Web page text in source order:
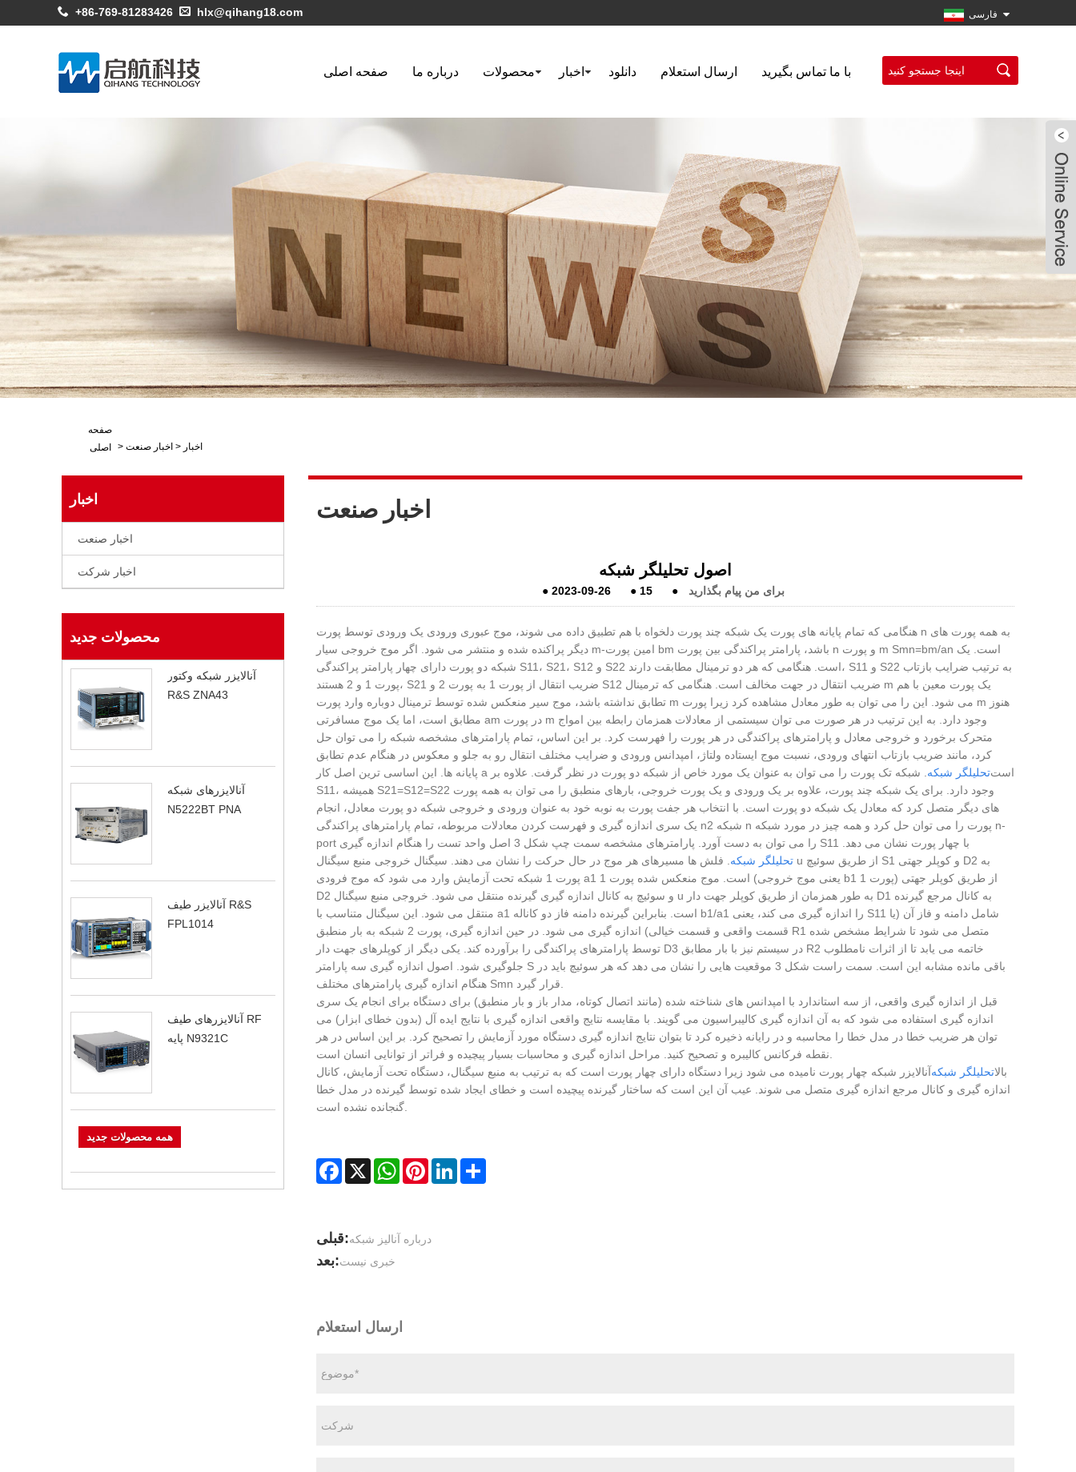
+86-769-81283426 hlx@qihang18.com فارسی
صفحه اصلی درباره ما محصولات اخبار دانلود ارسال استعلام با ما تماس بگیرید
صفحه
اصلی
> اخبار > اخبار صنعت
اخبار
اخبار صنعت
اخبار شرکت
محصولات جدید
آنالایزر شبکه وکتور
R&S ZNA43
آنالایزرهای شبکه
N5222BT PNA
آنالایزر طیف R&S
FPL1014
آنالایزرهای طیف RF
پایه N9321C
همه محصولات جدید
اخبار صنعت
اصول تحلیلگر شبکه
●2023-09-26 ● 15 ● برای من پیام بگذارید
هنگامی که تمام پایانه های پورت یک شبکه چند پورت دلخواه با هم تطبیق داده می شوند، موج عبوری ورودی یک ورودی توسط پورت n به همه پورت های
دیگر پراکنده شده و منتشر می شود. اگر موج خروجی سیار m-امین پورت bm باشد، پارامتر پراکندگی بین پورت n و پورت m Smn=bm/an است. یک
شبکه دو پورت دارای چهار پارامتر پراکندگی S11، S21، S12 و S22 است. هنگامی که هر دو ترمینال مطابقت دارند، S11 و S22 به ترتیب ضرایب بازتاب
پورت 1 و 2 هستند، S21 ضریب انتقال از پورت 1 به پورت 2 و S12 ضریب انتقال در جهت مخالف است. هنگامی که ترمینال m یک پورت معین با هم
تطابق نداشته باشد، موج سیر منعکس شده توسط ترمینال دوباره وارد پورت m می شود. این را می توان به طور معادل مشاهده کرد زیرا پورت m هنوز
مطابق است، اما یک موج مسافرتی am در پورت m وجود دارد. به این ترتیب در هر صورت می توان سیستمی از معادلات همزمان رابطه بین امواج
متحرک برخورد و خروجی معادل و پارامترهای پراکندگی در هر پورت را فهرست کرد. بر این اساس، تمام پارامترهای مشخصه شبکه را می توان حل
کرد، مانند ضریب بازتاب انتهای ورودی، نسبت موج ایستاده ولتاژ، امپدانس ورودی و ضرایب مختلف انتقال رو به جلو و معکوس در هنگام عدم تطابق
پایانه ها. این اساسی ترین اصل کار a استتحلیلگر شبکه . شبکه تک پورت را می توان به عنوان یک مورد خاص از شبکه دو پورت در نظر گرفت. علاوه بر
S11، همیشه S21=S12=S22 وجود دارد. برای یک شبکه چند پورت، علاوه بر یک ورودی و یک پورت خروجی، بارهای منطبق را می توان به همه پورت
های دیگر متصل کرد که معادل یک شبکه دو پورت است. با انتخاب هر جفت پورت به نوبه خود به عنوان ورودی و خروجی شبکه دو پورت معادل، انجام
یک سری اندازه گیری و فهرست کردن معادلات مربوطه، تمام پارامترهای پراکندگی n2 شبکه n پورت را می توان حل کرد و همه چیز در مورد شبکه n-
port را می توان به دست آورد. پارامترهای مشخصه سمت چپ شکل 3 اصل واحد تست را هنگام اندازه گیری S11 با چهار پورت نشان می دهد.
تحلیلگر شبکه . فلش ها مسیرهای هر موج در حال حرکت را نشان می دهند. سیگنال خروجی منبع سیگنال u از طریق سوئیچ S1 و کوپلر جهتی D2 به
پورت 1 شبکه تحت آزمایش وارد می شود که موج فرودی a1 است. موج منعکس شده پورت 1 (یعنی موج خروجی b1 پورت 1) از طریق کوپلر جهتی
D2 و سوئیچ به کانال اندازه گیری گیرنده منتقل می شود. خروجی منبع سیگنال u به طور همزمان از طریق کوپلر جهت دار D1 به کانال مرجع گیرنده
منتقل می شود. این سیگنال متناسب با a1 است. بنابراین گیرنده دامنه فاز دو کاناله b1/a1 را اندازه گیری می کند، یعنی S11 شامل دامنه و فاز آن (یا
قسمت واقعی و قسمت خیالی) اندازه گیری می شود. در حین اندازه گیری، پورت 2 شبکه به بار منطبق R1 متصل می شود تا شرایط مشخص شده
توسط پارامترهای پراکندگی را برآورده کند. یکی دیگر از کوپلرهای جهت دار D3 در سیستم نیز با بار مطابق R2 خاتمه می یابد تا از اثرات نامطلوب
جلوگیری شود. اصول اندازه گیری سه پارامتر S باقی مانده مشابه این است. سمت راست شکل 3 موقعیت هایی را نشان می دهد که هر سوئیچ باید در
قبل از اندازه گیری واقعی، از سه استاندارد با امپدانس های شناخته شده (مانند اتصال کوتاه، مدار باز و بار منطبق) برای دستگاه برای انجام یک سری
اندازه گیری استفاده می شود که به آن اندازه گیری کالیبراسیون می گویند. با مقایسه نتایج واقعی اندازه گیری با نتایج ایده آل (بدون خطای ابزار) می
توان هر ضریب خطا در مدل خطا را محاسبه و در رایانه ذخیره کرد تا بتوان نتایج اندازه گیری دستگاه مورد آزمایش را تصحیح کرد. بر این اساس در هر
بالاتحلیلگر شبکهآنالایزر شبکه چهار پورت نامیده می شود زیرا دستگاه دارای چهار پورت است که به ترتیب به منبع سیگنال، دستگاه تحت آزمایش، کانال
اندازه گیری و کانال مرجع اندازه گیری متصل می شوند. عیب آن این است که ساختار گیرنده پیچیده است و خطای ایجاد شده توسط گیرنده در مدل خطا
گنجانده نشده است.
Facebook
X WhatsAppPinterestLinkedInShare
قبلی:درباره آنالیز شبکه
بعد:خبری نیست
ارسال استعلام